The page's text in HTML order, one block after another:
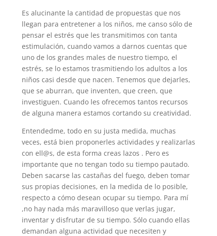
Es alucinante la cantidad de propuestas que nos
llegan para entretener a los niños, me canso sólo de
pensar el estrés que les transmitimos con tanta
estimulación, cuando vamos a darnos cuentas que
uno de los grandes males de nuestro tiempo, el
estrés, se lo estamos trasmitiendo los adultos a los
niños casi desde que nacen. Tenemos que dejarles,
que se aburran, que inventen, que creen, que
investiguen. Cuando les ofrecemos tantos recursos
de alguna manera estamos cortando su creatividad.
Entendedme, todo en su justa medida, muchas
veces, está bien proponerles actividades y realizarlas
con ell@s, de esta forma creas lazos . Pero es
importante que no tengan todo su tiempo pautado.
Deben sacarse las castañas del fuego, deben tomar
sus propias decisiones, en la medida de lo posible,
respecto a cómo desean ocupar su tiempo. Para mí
,no hay nada más maravilloso que verlas jugar,
inventar y disfrutar de su tiempo. Sólo cuando ellas
demandan alguna actividad que necesiten y